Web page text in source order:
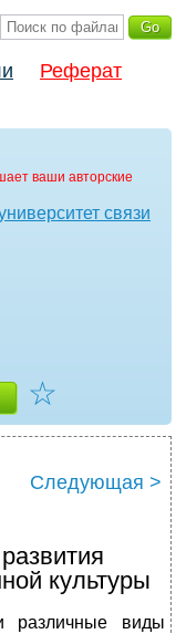
Реферат
ваши авторские
связи
☆
Следующая >
культуры
различные виды